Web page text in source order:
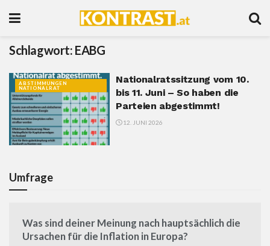
Schlagwort: EABG
ABSTIMMUNGEN
NATIONALRAT
Nationalratssitzung vom 10.
bis 11. Juni – So haben die
Parteien abgestimmt!
12. JUNI 2026
Umfrage
Was sind deiner Meinung nach hauptsächlich die
Ursachen für die Inflation in Europa?